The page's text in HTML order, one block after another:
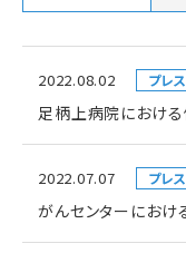
2022.08.02 プレ
足柄上病院におけ
2022.07.07 プレ
がんセンターにおけ